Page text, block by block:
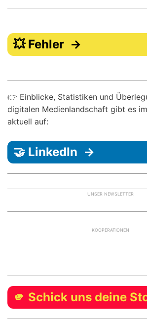
💥 Fehler →
👉 Einblicke, Statistiken und
digitalen Medienlandschaft gibt es
aktuell auf:
🤝 LinkedIn →
UNSER NEWSLETTER
KOOPERATIONEN
🫵 Schick uns deine